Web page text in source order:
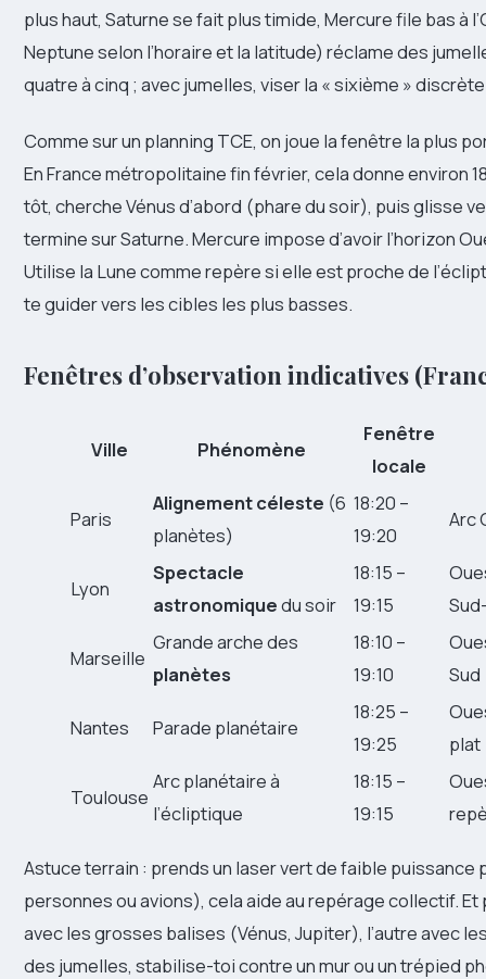
plus haut, Saturne se fait plus timide, Mercure file bas à
Neptune selon l’horaire et la latitude) réclame des
quatre à cinq ; avec jumelles, viser la « sixième »
Comme sur un planning TCE, on joue la fenêtre la plus
En France métropolitaine fin février, cela donne environ
tôt, cherche Vénus d’abord (phare du soir), puis glisse
termine sur Saturne. Mercure impose d’avoir l’horizon
Utilise la Lune comme repère si elle est proche de
te guider vers les cibles les plus basses.
Fenêtres d’observation indicatives
Ville Phénomène
Fenêtre
locale
Paris
Alignement céleste (6
planètes)
18:20 –
19:20
Arc
Lyon
Spectacle
astronomiquedu soir
18:15 –
19:15
Marseille
Grande arche des
planètes
18:10 –
19:10
Sud
Nantes Parade planétaire
18:25 –
19:25
plat
Toulouse
Arc planétaire à
l’écliptique
18:15 –
19:15
Astuce terrain : prends un laser vert de faible
personnes ou avions), cela aide au repérage collectif.
avec les grosses balises (Vénus, Jupiter), l’autre avec
des jumelles, stabilise-toi contre un mur ou un trépied